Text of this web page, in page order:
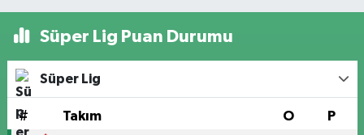
Süper Lig Puan Durumu
Süper Lig
# Takım O P